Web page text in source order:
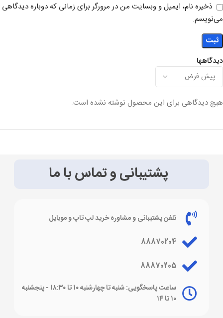
دیدگاهها
هیچ دیدگاهی برای این محصول نوشته نشده است.
ذخیره نام، ایمیل و وبسایت من در مرورگر برای زمانی که دوباره دیدگاهی
می‌نویسم.
پشتیبانی و تماس با ما
تلفن پشتیبانی و مشاوره خرید لپ تاپ و موبایل
88870204
88870205
ساعت پاسخگویی: شنبه تا چهارشنبه ۱۰ تا ۱۸:۳۰ - پنجشنبه
۱۰ تا ۱۴